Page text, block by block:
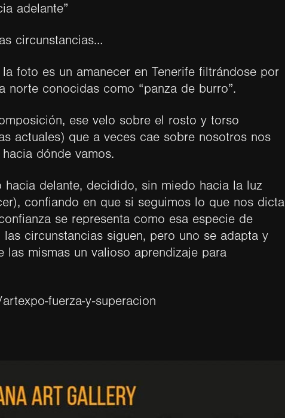
adelante”
circunstancias…
foto es un amanecer en Tenerife filtrándose por
norte conocidas como “panza de burro”.
ese velo sobre el rosto y torso
actuales) que a veces cae sobre nosotros nos
dónde vamos.
delante, decidido, sin miedo hacia la luz
confiando en que si seguimos lo que nos dicta
se representa como esa especie de
circunstancias siguen, pero uno se adapta y
las mismas un valioso aprendizaje para
fuerza-y-superacion